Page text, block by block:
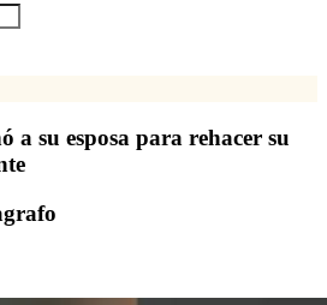
a su esposa para rehacer su